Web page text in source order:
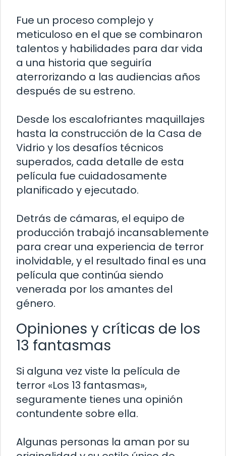
Fue un proceso complejo y
meticuloso en el que se combinaron
talentos y habilidades para dar vida
a una historia que seguiría
aterrorizando a las audiencias años
después de su estreno.
Desde los escalofriantes maquillajes
hasta la construcción de la Casa de
Vidrio y los desafíos técnicos
superados, cada detalle de esta
película fue cuidadosamente
planificado y ejecutado.
Detrás de cámaras, el equipo de
producción trabajó incansablemente
para crear una experiencia de terror
inolvidable, y el resultado final es una
película que continúa siendo
venerada por los amantes del
género.
Opiniones y críticas de los
13 fantasmas
Si alguna vez viste la película de
terror «Los 13 fantasmas»,
seguramente tienes una opinión
contundente sobre ella.
Algunas personas la aman por su